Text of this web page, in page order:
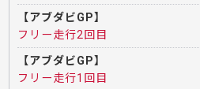
【アブダビGP】
フリー走行2回目
【アブダビGP】
フリー走行1回目